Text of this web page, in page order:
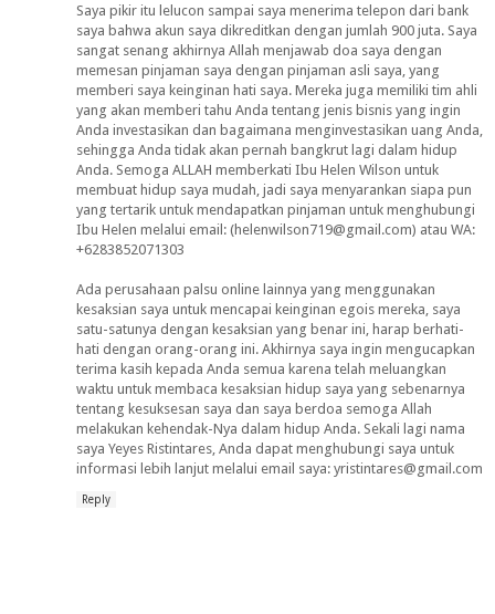
Saya pikir itu lelucon sampai saya menerima telepon dari bank
saya bahwa akun saya dikreditkan dengan jumlah 900 juta. Saya
sangat senang akhirnya Allah menjawab doa saya dengan
memesan pinjaman saya dengan pinjaman asli saya, yang
memberi saya keinginan hati saya. Mereka juga memiliki tim ahli
yang akan memberi tahu Anda tentang jenis bisnis yang ingin
Anda investasikan dan bagaimana menginvestasikan uang Anda,
sehingga Anda tidak akan pernah bangkrut lagi dalam hidup
Anda. Semoga ALLAH memberkati Ibu Helen Wilson untuk
membuat hidup saya mudah, jadi saya menyarankan siapa pun
yang tertarik untuk mendapatkan pinjaman untuk menghubungi
Ibu Helen melalui email: (helenwilson719@gmail.com) atau WA:
+6283852071303
Ada perusahaan palsu online lainnya yang menggunakan
kesaksian saya untuk mencapai keinginan egois mereka, saya
satu-satunya dengan kesaksian yang benar ini, harap berhati-
hati dengan orang-orang ini. Akhirnya saya ingin mengucapkan
terima kasih kepada Anda semua karena telah meluangkan
waktu untuk membaca kesaksian hidup saya yang sebenarnya
tentang kesuksesan saya dan saya berdoa semoga Allah
melakukan kehendak-Nya dalam hidup Anda. Sekali lagi nama
saya Yeyes Ristintares, Anda dapat menghubungi saya untuk
informasi lebih lanjut melalui email saya: yristintares@gmail.com
Reply